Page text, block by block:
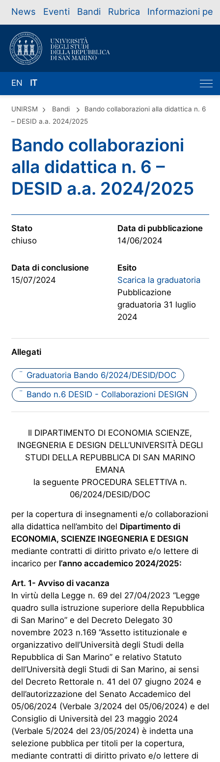
News Eventi Bandi Rubrica Informazioni per
EN IT
UNIRSM Bandi
Bando collaborazioni alla didattica n. 6
– DESID a.a. 2024/2025
Bando collaborazioni
alla didattica n. 6 –
DESID a.a. 2024/2025
Stato
chiuso
Data di pubblicazione
14/06/2024
Data di conclusione
15/07/2024
Esito
Scarica la graduatoria
Pubblicazione
graduatoria 31 luglio
2024
Allegati
PDF Graduatoria Bando 6/2024/DESID/DOC
PDF Bando n.6 DESID - Collaborazioni DESIGN
Il DIPARTIMENTO DI ECONOMIA SCIENZE,
INGEGNERIA E DESIGN DELL’UNIVERSITÀ DEGLI
STUDI DELLA REPUBBLICA DI SAN MARINO
EMANA
la seguente PROCEDURA SELETTIVA n.
06/2024/DESID/DOC
per la copertura di insegnamenti e/o collaborazioni
alla didattica nell’ambito del Dipartimento di
ECONOMIA, SCIENZE INGEGNERIA E DESIGN
mediante contratti di diritto privato e/o lettere di
incarico per l’anno accademico 2024/2025:
Art. 1- Avviso di vacanza
In virtù della Legge n. 69 del 27/04/2023 “Legge
quadro sulla istruzione superiore della Repubblica
di San Marino” e del Decreto Delegato 30
novembre 2023 n.169 “Assetto istituzionale e
organizzativo dell’Università degli Studi della
Repubblica di San Marino” e relativo Statuto
dell’Università degli Studi di San Marino, ai sensi
del Decreto Rettorale n. 41 del 07 giugno 2024 e
dell’autorizzazione del Senato Accademico del
05/06/2024 (Verbale 3/2024 del 05/06/2024) e del
Consiglio di Università del 23 maggio 2024
(Verbale 5/2024 del 23/05/2024) è indetta una
selezione pubblica per titoli per la copertura,
mediante contratti di diritto privato e/o lettere di